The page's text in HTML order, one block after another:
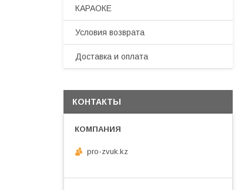
КАРАОКЕ
Условия возврата
Доставка и оплата
КОНТАКТЫ
pro-zvuk.kz